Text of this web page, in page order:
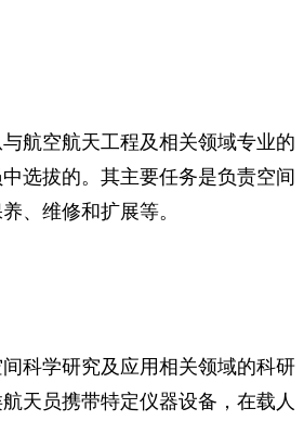
航空航天工程及相关领域专业的
选拔的。其主要任务是负责空间
、维修和扩展等。
科学研究及应用相关领域的科研
天员携带特定仪器设备，在载人